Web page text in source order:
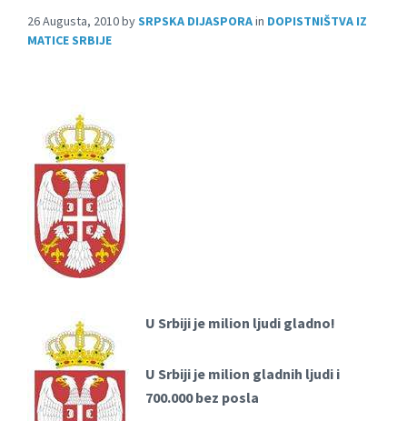
26 Augusta, 2010bySRPSKA DIJASPORAin DOPISTNIŠTVA IZ
MATICE SRBIJE
U Srbiji je milion ljudi gladno!
U Srbiji je milion gladnih ljudi i
700.000 bez posla